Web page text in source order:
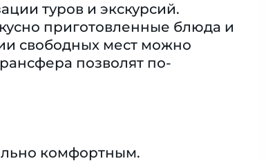
туров и экскурсий.
приготовленные блюда и
свободных мест можно
позволят по-
комфортным.